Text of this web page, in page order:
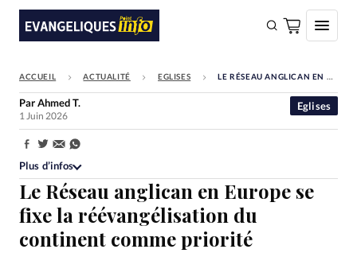
FAIRE UN DON
Faire un don
Eglises
Société
Monde
Bible
ACCUEIL ACTUALITÉ EGLISES LE RÉSEAU ANGLICAN EN EUROPE SE FIXE LA RÉÉVANGÉLISATION DU CONTINENT COMME PRIORITÉ
Le Réseau anglican en Europe se
fixe la réévangélisation du
continent comme priorité
Eglises
ParAhmed T.
1 Juin 2026
Partager:
Plus d’infos